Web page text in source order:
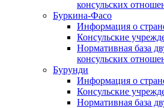
консульских
Буркина-Фасо
Информация о
Консульские
Нормативная база
консульских
Бурунди
Информация о
Консульские
Нормативная база